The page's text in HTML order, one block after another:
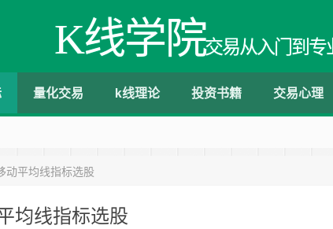
K线学院交易从入门到专
量化交易 k线理论 投资书籍 交易心理
动平均线指标选股
均线指标选股